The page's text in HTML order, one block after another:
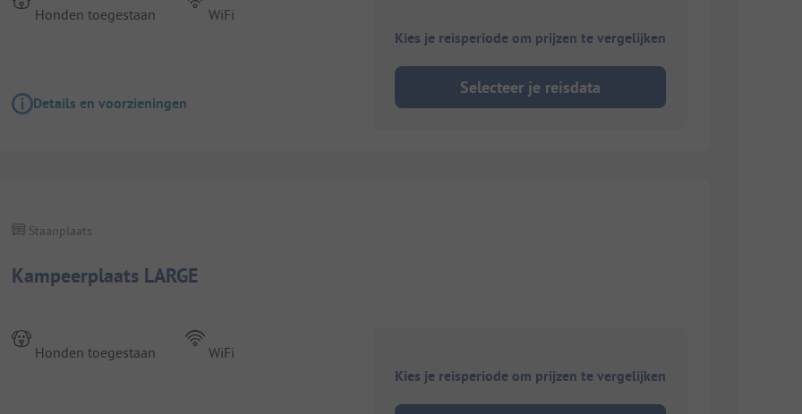
Honden toegestaan WiFi
Details en voorzieningen
Kies je reisperiode om prijzen te vergelijken
Selecteer je reisdata
Kampeerplaats LARGE
Staanplaats
Honden toegestaan WiFi
Kies je reisperiode om prijzen te vergelijken